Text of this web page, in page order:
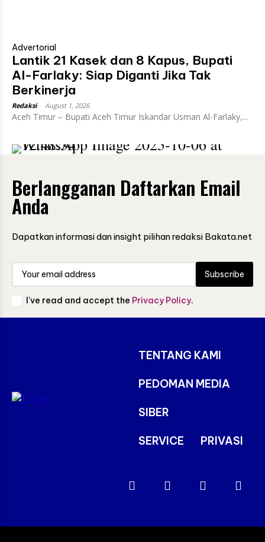
Advertorial
Lantik 21 Kasek dan 8 Kapus, Bupati
Al-Farlaky: Siap Diganti Jika Tak
Berkinerja
Redaksi August 1, 2026
Aceh Timur – Bupati Aceh Timur Iskandar Usman Al-Farlaky,...
Berlangganan Daftarkan Email
Anda
Dapatkan informasi dan insight pilihan redaksi Bakata.net
Subscribe
I've read and accept the Privacy Policy.
TENTANG KAMI
PEDOMAN MEDIA
SIBER
SERVICE PRIVASI